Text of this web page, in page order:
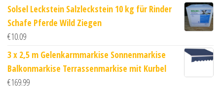
Solsel Leckstein Salzleckstein 10 kg für Rinder
Schafe Pferde Wild Ziegen
€10.09
3 x 2,5 m Gelenkarmmarkise Sonnenmarkise
Balkonmarkise Terrassenmarkise mit Kurbel
€169.99